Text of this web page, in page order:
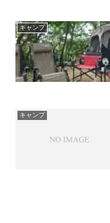
キャンプ
キャンプ